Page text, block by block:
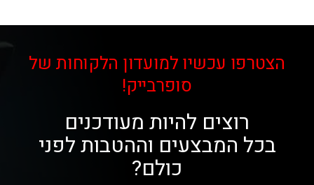
הצטרפו עכשיו למועדון הלקוחות של
סופרבייק!
רוצים להיות מעודכנים
בכל המבצעים וההטבות לפני
כולם?